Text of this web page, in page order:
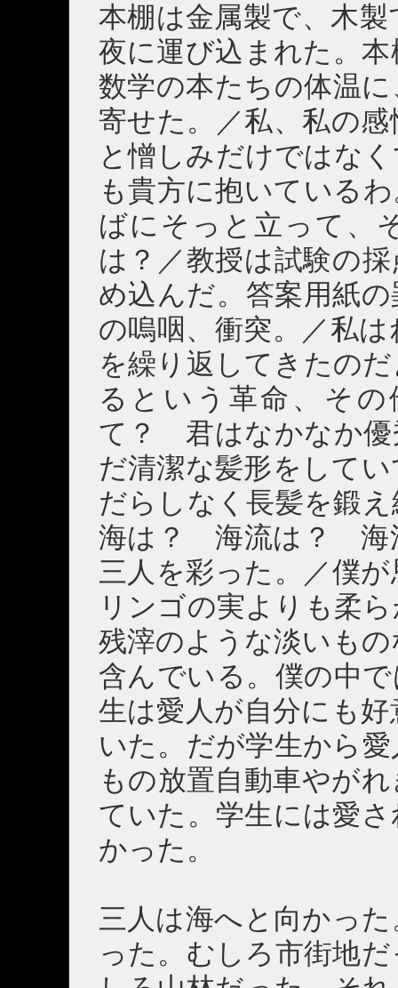
本棚は金属製で、木
夜に運び込まれた。
数学の本たちの体温
寄せた。／私、私の
と憎しみだけではな
も貴方に抱いている
ばにそっと立って
は？／教授は試験の
め込んだ。答案用紙
の嗚咽、衝突。／私
を繰り返してきたの
るという革命、そ
て？ 君はなかなか優
だ清潔な髪形をして
だらしなく長髪を鍛
海は？ 海流は？ 海
三人を彩った。／僕
リンゴの実よりも柔
残滓のような淡いも
含んでいる。僕の中
生は愛人が自分にも
いた。だが学生から
もの放置自動車やが
ていた。学生には愛
かった。
三人は海へと向かっ
った。むしろ市街地